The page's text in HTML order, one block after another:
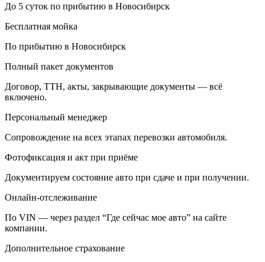
До 5 суток по прибытию в Новосибирск
Бесплатная мойка
По прибытию в Новосибирск
Полный пакет документов
Договор, ТТН, акты, закрывающие документы — всё
включено.
Персональный менеджер
Сопровождение на всех этапах перевозки автомобиля.
Фотофиксация и акт при приёме
Документируем состояние авто при сдаче и при получении.
Онлайн-отслеживание
По VIN — через раздел “Где сейчас мое авто” на сайте
компании.
Дополнительное страхование